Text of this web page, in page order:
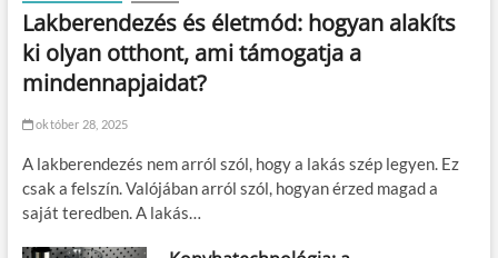
Lakberendezés és életmód: hogyan alakíts
ki olyan otthont, ami támogatja a
mindennapjaidat?
október 28, 2025
A lakberendezés nem arról szól, hogy a lakás szép legyen. Ez
csak a felszín. Valójában arról szól, hogyan érzed magad a
saját teredben. A lakás…